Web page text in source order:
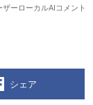
シェア